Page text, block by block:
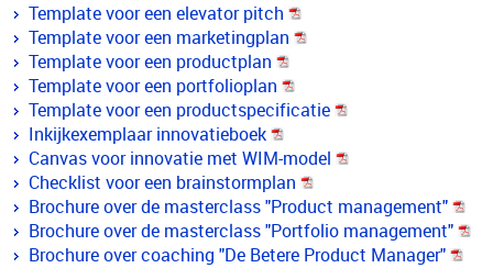
Template voor een elevator pitch
Template voor een marketingplan
Template voor een productplan
Template voor een portfolioplan
Template voor een productspecificatie
Inkijkexemplaar innovatieboek
Canvas voor innovatie met WIM-model
Checklist voor een brainstormplan
Brochure over de masterclass "Product management"
Brochure over de masterclass "Portfolio management"
Brochure over coaching "De Betere Product Manager"